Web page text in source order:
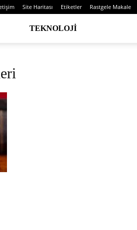
Site Haritası Etiketler Rastgele Makale
TEKNOLOJI